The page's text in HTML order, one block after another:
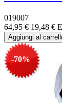
019007
64,95 € 19,48 €
-70%